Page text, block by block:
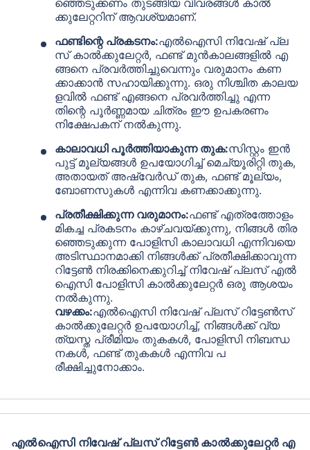
ക്കുലേറ്ററിന് ആവശ്യമാണ്.
ഫണ്ടിന്റെ പ്രകടനം:എൽഐസി നിവേഷ് പ്ല
സ് കാൽക്കുലേറ്റർ, ഫണ്ട് മുൻകാലങ്ങളിൽ എ
ങ്ങനെ പ്രവർത്തിച്ചുവെന്നും വരുമാനം കണ
ക്കാക്കാൻ സഹായിക്കുന്നു. ഒരു നിശ്ചിത കാലയ
ളവിൽ ഫണ്ട് എങ്ങനെ പ്രവർത്തിച്ചു എന്ന
തിന്റെ പൂർണ്ണമായ ചിത്രം ഈ ഉപകരണം
നിക്ഷേപകന് നൽകുന്നു.
കാലാവധി പൂർത്തിയാകുന്ന തുക:സിസ്റ്റം ഇൻ
പുട്ട് മൂല്യങ്ങൾ ഉപയോഗിച്ച് മെച്യൂരിറ്റി തുക,
അതായത് അഷ്വേർഡ് തുക, ഫണ്ട് മൂല്യം,
ബോണസുകൾ എന്നിവ കണക്കാക്കുന്നു.
പ്രതീക്ഷിക്കുന്ന വരുമാനം:ഫണ്ട് എത്രത്തോളം
മികച്ച പ്രകടനം കാഴ്ചവയ്ക്കുന്നു, നിങ്ങൾ തിര
ഞ്ഞെടുക്കുന്ന പോളിസി കാലാവധി എന്നിവയെ
അടിസ്ഥാനമാക്കി നിങ്ങൾക്ക് പ്രതീക്ഷിക്കാവുന്ന
റിട്ടേൺ നിരക്കിനെക്കുറിച്ച് നിവേഷ് പ്ലസ് എൽ
ഐസി പോളിസി കാൽക്കുലേറ്റർ ഒരു ആശയം
നൽകുന്നു.
വഴക്കം:എൽഐസി നിവേഷ് പ്ലസ് റിട്ടേൺസ്
കാൽക്കുലേറ്റർ ഉപയോഗിച്ച്, നിങ്ങൾക്ക് വ്യ
ത്യസ്ത പ്രീമിയം തുകകൾ, പോളിസി നിബന്ധ
നകൾ, ഫണ്ട് തുകകൾ എന്നിവ പ
രീക്ഷിച്ചുനോക്കാം.
എൽഐസി നിവേഷ് പ്ലസ് റിട്ടേൺ കാൽക്കുലേറ്റർ എ
ഇൻസ്റ്റാൾമെന്റ് സൗകര്യം
80C & 10(10)D* പ്രകാരമുള്ള നികുതി
മറഞ്ഞിരിക്കുന്ന ചാർജുകൾ ഇല്ല
പ്ലാനുകൾ കാണുക
LIC ഗ്രോത്ത് ഫണ്ട് ആരംഭിച്ചതിനുശേഷമുള്ള വരുമാനം+
വർഷത്തിൽ ₹2.5 ലക്ഷം വരെ നിക്ഷേപങ്ങൾക്ക് നികുതി ആനുകൂല്യങ്ങൾ